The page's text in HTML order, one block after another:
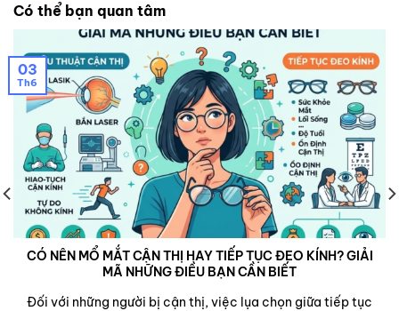
Có thể bạn quan tâm
CÓ NÊN MỔ MẮT CẬN THỊ HAY TIẾP TỤC ĐEO KÍNH? GIẢI
MÃ NHỮNG ĐIỀU BẠN CẦN BIẾT
Đối với những người bị cận thị, việc lụa chọn giữa tiếp tục
03
Th6